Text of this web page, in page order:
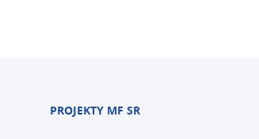
PROJEKTY MF SR